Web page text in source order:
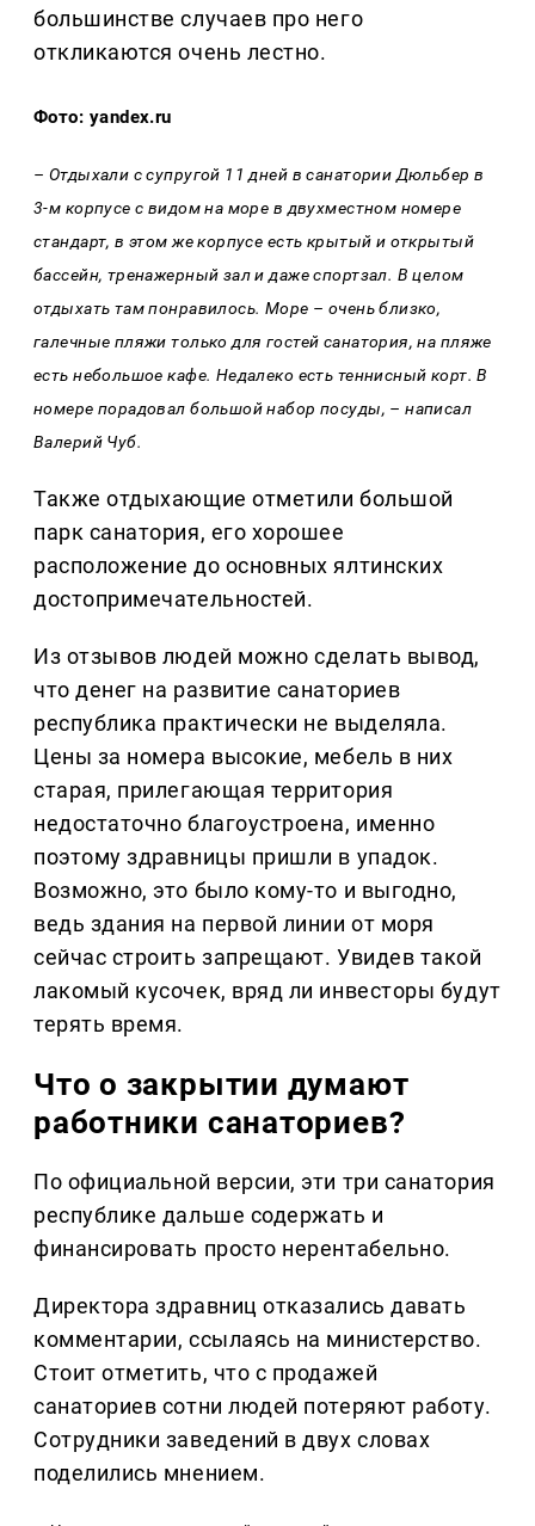
большинстве случаев про него
откликаются очень лестно.
Фото: yandex.ru
– Отдыхали с супругой 11 дней в санатории Дюльбер в
3-м корпусе с видом на море в двухместном номере
стандарт, в этом же корпусе есть крытый и открытый
бассейн, тренажерный зал и даже спортзал. В целом
отдыхать там понравилось. Море – очень близко,
галечные пляжи только для гостей санатория, на пляже
есть небольшое кафе. Недалеко есть теннисный корт. В
номере порадовал большой набор посуды, – написал
Валерий Чуб.
Также отдыхающие отметили большой
парк санатория, его хорошее
расположение до основных ялтинских
достопримечательностей.
Из отзывов людей можно сделать вывод,
что денег на развитие санаториев
республика практически не выделяла.
Цены за номера высокие, мебель в них
старая, прилегающая территория
недостаточно благоустроена, именно
поэтому здравницы пришли в упадок.
Возможно, это было кому-то и выгодно,
ведь здания на первой линии от моря
сейчас строить запрещают. Увидев такой
лакомый кусочек, вряд ли инвесторы будут
терять время.
Что о закрытии думают
работники санаториев?
По официальной версии, эти три санатория
республике дальше содержать и
финансировать просто нерентабельно.
Директора здравниц отказались давать
комментарии, ссылаясь на министерство.
Стоит отметить, что с продажей
санаториев сотни людей потеряют работу.
Сотрудники заведений в двух словах
поделились мнением.